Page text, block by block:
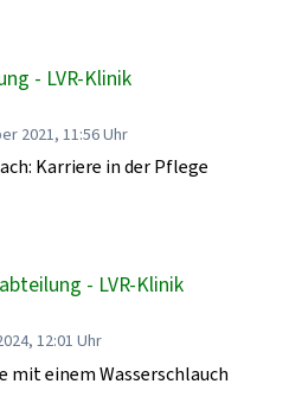
- LVR-Klinik
2021, 11:56 Uhr
Karriere in der Pflege
- LVR-Klinik
12:01 Uhr
mit einem Wasserschlauch